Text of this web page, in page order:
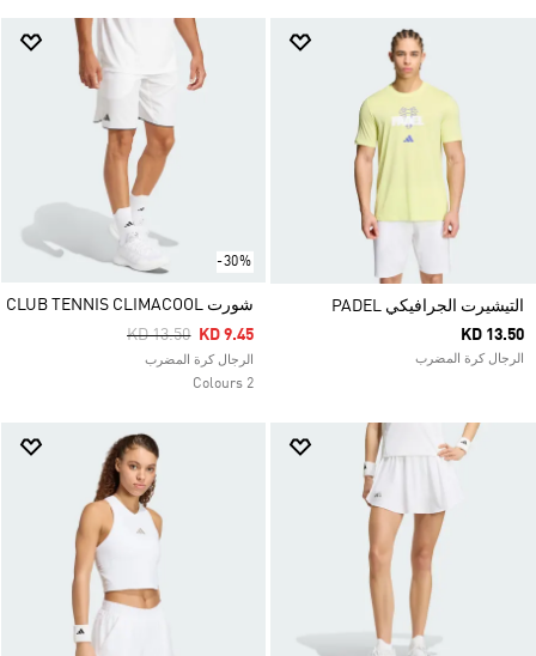
التيشيرت الجرافيكي PADEL
KD 13.50
الرجال كرة المضرب
-30%
شورت CLUB TENNIS CLIMACOOL
Price Reduced From
KD 13.50ToKD 9.45
الرجال كرة المضرب
2 Colours